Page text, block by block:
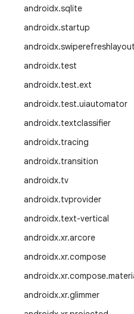
androidx.sqlite
androidx.startup
androidx.swiperefreshlayout
androidx.test
androidx.test.ext
androidx.test.uiautomator
androidx.textclassifier
androidx.tracing
androidx.transition
androidx.tv
androidx.tvprovider
androidx.text-vertical
androidx.xr.arcore
androidx.xr.compose
androidx.xr.compose.
androidx.xr.glimmer